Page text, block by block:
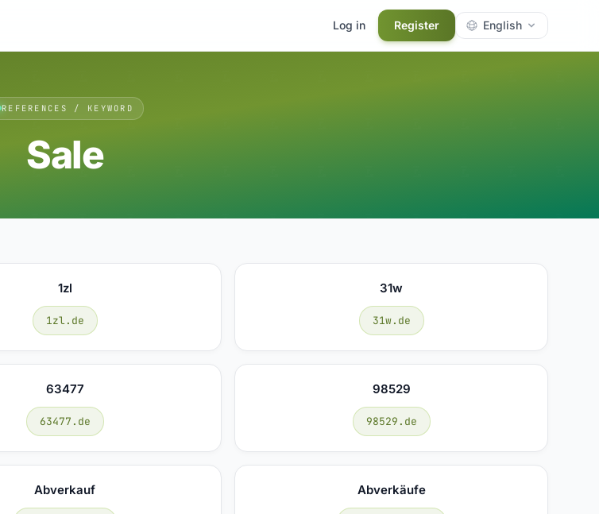
Log in Register English
REFERENCES / KEYWORD
Sale
1zl
1zl.de
31w
31w.de
63477
63477.de
98529
98529.de
Abverkauf Abverkäufe